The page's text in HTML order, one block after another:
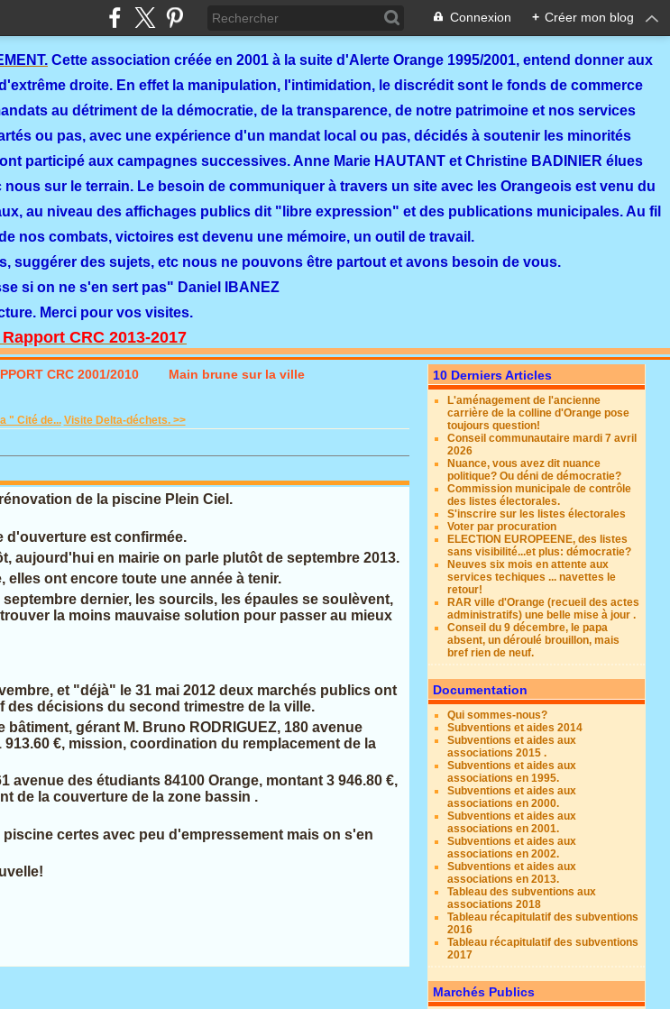
Connexion + Créer mon blog
Cette association créée en 2001 à la suite d'Alerte Orange 1995/2001, entend donner aux
droite. En effet la manipulation, l'intimidation, le discrédit sont le fonds de commerce
au détriment de la démocratie, de la transparence, de notre patrimoine et nos services
ou pas, avec une expérience d'un mandat local ou pas, décidés à soutenir les minorités
participé aux campagnes successives. Anne Marie HAUTANT et Christine BADINIER élues
sur le terrain. Le besoin de communiquer à travers un site avec les Orangeois est venu du
au niveau des affichages publics dit "libre expression" et des publications municipales. Au fil
nos combats, victoires est devenu une mémoire, un outil de travail.
suggérer des sujets, etc nous ne pouvons être partout et avons besoin de vous.
si on ne s'en sert pas" Daniel IBANEZ
Merci pour vos visites.
CRC 2013-2017
CRC 2001/2010 Main brune sur la ville
" Cité de... Visite Delta-déchets. >>
de la piscine Plein Ciel.
d'ouverture est confirmée.
aujourd'hui en mairie on parle plutôt de septembre 2013.
ont encore toute une année à tenir.
dernier, les sourcils, les épaules se soulèvent,
la moins mauvaise solution pour passer au mieux
et "déjà" le 31 mai 2012 deux marchés publics ont
décisions du second trimestre de la ville.
bâtiment, gérant M. Bruno RODRIGUEZ, 180 avenue
913.60 €, mission, coordination du remplacement de la
avenue des étudiants 84100 Orange, montant 3 946.80 €,
de la couverture de la zone bassin .
certes avec peu d'empressement mais on s'en
10 Derniers Articles
L'aménagement de l'ancienne
carrière de la colline d'Orange pose
toujours question!
Conseil communautaire mardi 7 avril
2026
Nuance, vous avez dit nuance
politique? Ou déni de démocratie?
Commission municipale de contrôle
des listes électorales.
S'inscrire sur les listes électorales
Voter par procuration
ELECTION EUROPEENE, des listes
sans visibilité...et plus: démocratie?
Neuves six mois en attente aux
services techiques ... navettes le
retour!
RAR ville d'Orange (recueil des actes
administratifs) une belle mise à jour .
Conseil du 9 décembre, le papa
absent, un déroulé brouillon, mais
bref rien de neuf.
Documentation
Qui sommes-nous?
Subventions et aides 2014
Subventions et aides aux
associations 2015 .
Subventions et aides aux
associations en 1995.
Subventions et aides aux
associations en 2000.
Subventions et aides aux
associations en 2001.
Subventions et aides aux
associations en 2002.
Subventions et aides aux
associations en 2013.
Tableau des subventions aux
associations 2018
Tableau récapitulatif des subventions
2016
Tableau récapitulatif des subventions
2017
Marchés Publics